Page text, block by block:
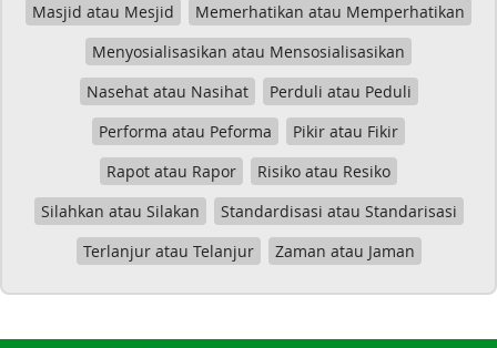
Masjid atau Mesjid
Memerhatikan atau Memperhatikan
Menyosialisasikan atau Mensosialisasikan
Nasehat atau Nasihat
Perduli atau Peduli
Performa atau Peforma
Pikir atau Fikir
Rapot atau Rapor
Risiko atau Resiko
Silahkan atau Silakan
Standardisasi atau Standarisasi
Terlanjur atau Telanjur
Zaman atau Jaman